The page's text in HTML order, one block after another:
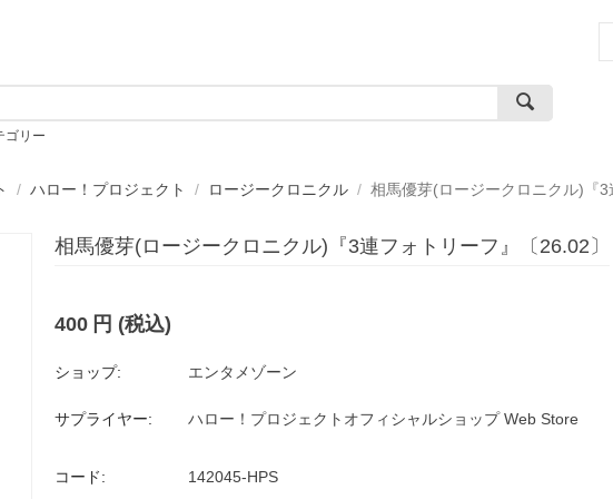
ゴリー
/ ハロー！プロジェクト / ロージークロニクル / 相馬優芽(ロージークロニクル)『
相馬優芽(ロージークロニクル)『3連フォトリーフ』〔26.02〕
400 円 (税込)
ショップ: エンタメゾーン
サプライヤー: ハロー！プロジェクトオフィシャルショップ Web Store
コード: 142045-HPS